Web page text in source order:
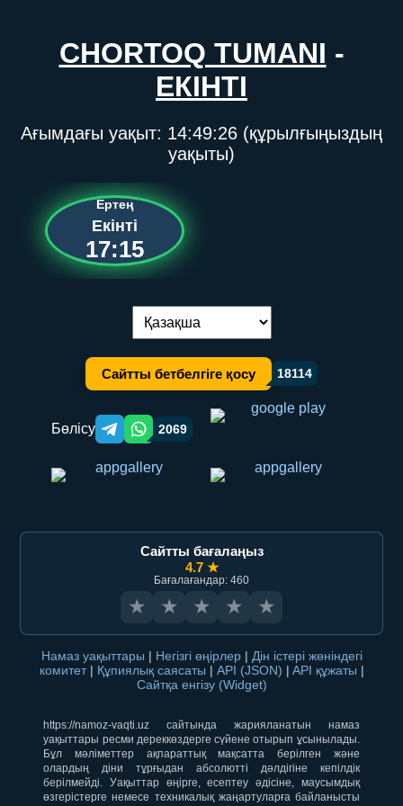
CHORTOQ TUMANI -
ЕКІНТІ
Ағымдағы уақыт: 14:49:26 (құрылғыңыздың
уақыты)
Ертең
Екінті
17:15
Тілді ауыстыру:
Сайтты бетбелгіге қосу 18114
Бөлісу Telegram orqali ulashish
WhatsApp orqali ulashish
2069
Сайтты бағалаңыз
4.7 ★
Бағалағандар: 460
★ ★ ★ ★ ★
Намаз уақыттары | Негізгі өңірлер | Дін істері жөніндегі
комитет | Құпиялық саясаты | API (JSON) | API құжаты |
Сайтқа енгізу (Widget)
https://namoz-vaqti.uz сайтында жарияланатын намаз
уақыттары ресми дереккөздерге сүйене отырып ұсынылады.
Бұл мәліметтер ақпараттық мақсатта берілген және
олардың діни тұрғыдан абсолютті дәлдігіне кепілдік
берілмейді. Уақыттар өңірге, есептеу әдісіне, маусымдық
өзгерістерге немесе техникалық жаңартуларға байланысты